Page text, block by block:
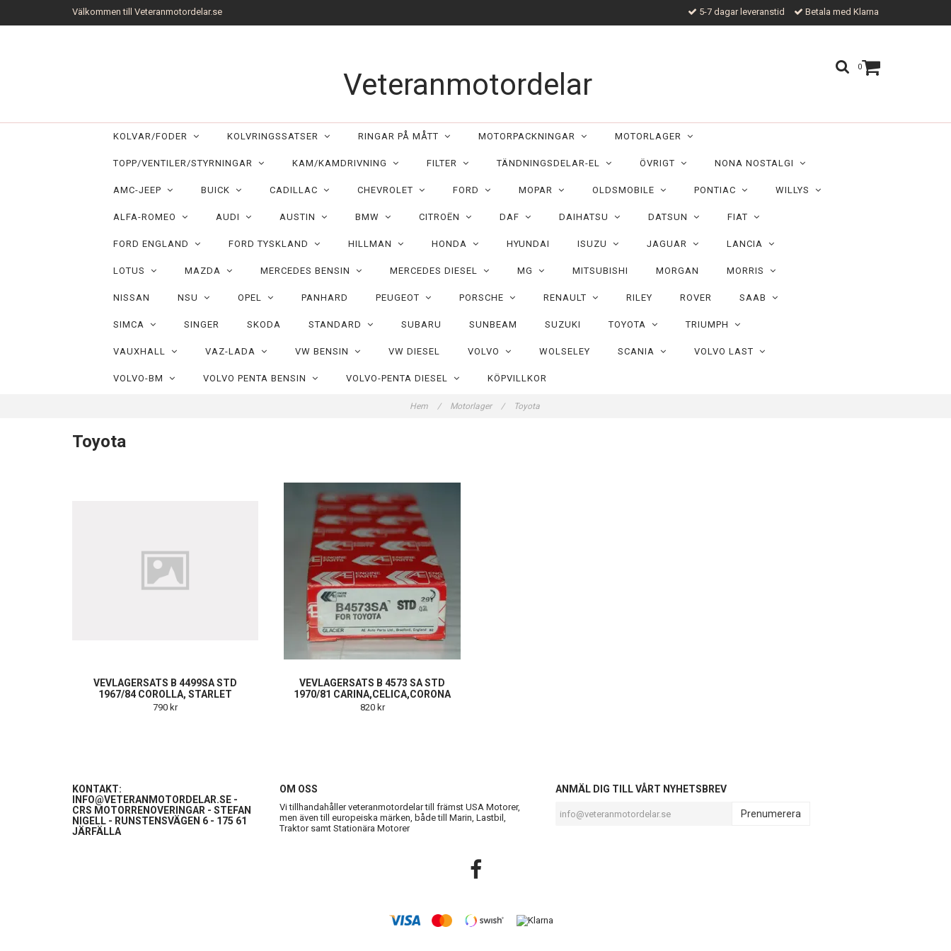
Välkommen till Veteranmotordelar.se 5-7 dagar leveranstid Betala med Klarna
0
Veteranmotordelar
KOLVAR/FODER KOLVRINGSSATSER RINGAR PÅ MÅTT MOTORPACKNINGAR MOTORLAGER
TOPP/VENTILER/STYRNINGAR KAM/KAMDRIVNING FILTER TÄNDNINGSDELAR-EL ÖVRIGT NONA NOSTALGI
AMC-JEEP BUICK CADILLAC CHEVROLET FORD MOPAR OLDSMOBILE PONTIAC WILLYS
ALFA-ROMEO AUDI AUSTIN BMW CITROËN DAF DAIHATSU DATSUN FIAT
FORD ENGLAND FORD TYSKLAND HILLMAN HONDA HYUNDAI ISUZU JAGUAR LANCIA
LOTUS MAZDA MERCEDES BENSIN MERCEDES DIESEL MG MITSUBISHI MORGAN MORRIS
NISSAN NSU OPEL PANHARD PEUGEOT PORSCHE RENAULT RILEY ROVER SAAB
SIMCA SINGER SKODA STANDARD SUBARU SUNBEAM SUZUKI TOYOTA TRIUMPH
VAUXHALL VAZ-LADA VW BENSIN VW DIESEL VOLVO WOLSELEY SCANIA VOLVO LAST
VOLVO-BM VOLVO PENTA BENSIN VOLVO-PENTA DIESEL KÖPVILLKOR
Hem / Motorlager / Toyota
Toyota
VEVLAGERSATS B 4499SA STD
1967/84 COROLLA, STARLET
790 kr
VEVLAGERSATS B 4573 SA STD
1970/81 CARINA,CELICA,CORONA
820 kr
KONTAKT:
INFO@VETERANMOTORDELAR.SE -
CRS MOTORRENOVERINGAR - STEFAN
NIGELL - RUNSTENSVÄGEN 6 - 175 61
JÄRFÄLLA
OM OSS
Vi tillhandahåller veteranmotordelar till främst USA Motorer,
men även till europeiska märken, både till Marin, Lastbil,
Traktor samt Stationära Motorer
ANMÄL DIG TILL VÅRT NYHETSBREV
Prenumerera